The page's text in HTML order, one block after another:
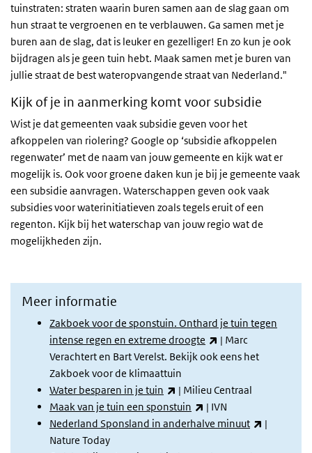
tuinstraten: straten waarin buren samen aan de slag gaan om
hun straat te vergroenen en te verblauwen. Ga samen met je
buren aan de slag, dat is leuker en gezelliger! En zo kun je ook
bijdragen als je geen tuin hebt. Maak samen met je buren van
jullie straat de best wateropvangende straat van Nederland."
Kijk of je in aanmerking komt voor subsidie
Wist je dat gemeenten vaak subsidie geven voor het
afkoppelen van riolering? Google op ‘subsidie afkoppelen
regenwater’ met de naam van jouw gemeente en kijk wat er
mogelijk is. Ook voor groene daken kun je bij je gemeente vaak
een subsidie aanvragen. Waterschappen geven ook vaak
subsidies voor waterinitiatieven zoals tegels eruit of een
regenton. Kijk bij het waterschap van jouw regio wat de
mogelijkheden zijn.
Meer informatie
Zakboek voor de sponstuin. Onthard je tuin tegen
intense regen en extreme droogte
(externe link)
| Marc
Verachtert en Bart Verelst. Bekijk ook eens het
Zakboek voor de klimaattuin
Water besparen in je tuin
(externe link)
| Milieu Centraal
Maak van je tuin een sponstuin
(externe link)
| IVN
Nederland Sponsland in anderhalve minuut
(externe
|
Nature Today